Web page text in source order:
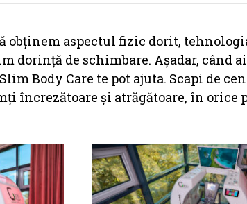
obținem aspectul fizic dorit,
dorință de schimbare. Așadar, când
Body Care te pot ajuta. Scapi de
încrezătoare și atrăgătoare, în orice